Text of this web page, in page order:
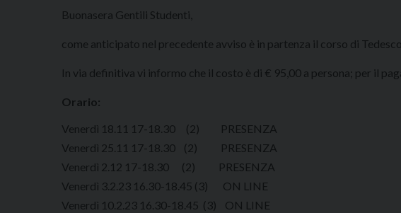
Buonasera Gentili Studenti,
come anticipato nel precedente avviso è in partenza il corso di
In via definitiva vi informo che il costo è di € 95,00 a persona; per il
Orario:
Venerdì 18.11 17-18.30 (2) PRESENZA
Venerdì 25.11 17-18.30 (2) PRESENZA
Venerdì 2.12 17-18.30 (2) PRESENZA
Venerdì 3.2.23 16.30-18.45 (3) ON LINE
Venerdì 10.2.23 16.30-18.45 (3) ON LINE